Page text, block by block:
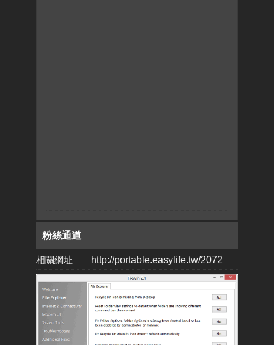
粉絲通道
相關網址 http://portable.easylife.tw/2072